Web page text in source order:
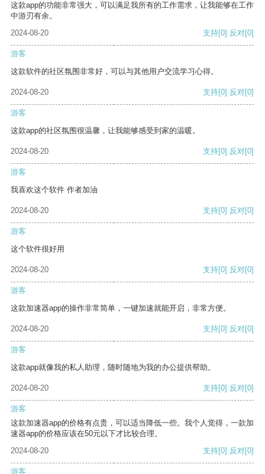
这款app的功能非常强大，可以满足我所有的工作需求，让我能够在工作
中游刃有余。
2024-08-20
支持[0] 反对[0]
游客
这款软件的社区氛围非常好，可以与其他用户交流学习心得。
2024-08-20 支持[0] 反对[0]
游客
这款app的社区氛围很温馨，让我能够感受到家的温暖。
2024-08-20 支持[0] 反对[0]
游客
我喜欢这个软件 作者加油
2024-08-20 支持[0] 反对[0]
游客
这个软件很好用
2024-08-20 支持[0] 反对[0]
游客
这款加速器app的操作非常简单，一键加速就能开启，非常方便。
2024-08-20 支持[0] 反对[0]
游客
这款app就像我的私人助理，随时随地为我的办公提供帮助。
2024-08-20 支持[0] 反对[0]
游客
这款加速器app的价格有点贵，可以适当降低一些。我个人觉得，一款加
速器app的价格应该在50元以下才比较合理。
2024-08-20
支持[0] 反对[0]
游客